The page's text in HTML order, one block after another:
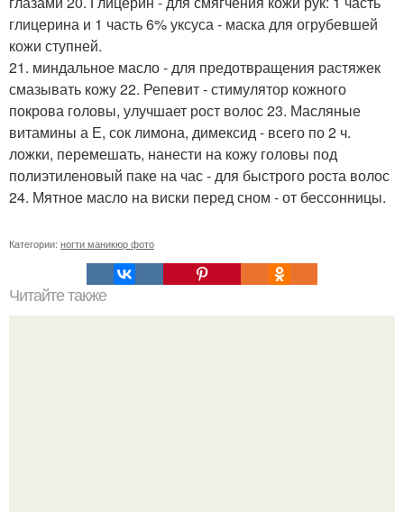
глицерина и 1 часть 6% уксуса - маска для огрубевшей
кожи ступней.
21. миндальное масло - для предотвращения растяжек
смазывать кожу 22. Репевит - стимулятор кожного
покрова головы, улучшает рост волос 23. Масляные
витамины а Е, сок лимона, димексид - всего по 2 ч.
ложки, перемешать, нанести на кожу головы под
полиэтиленовый паке на час - для быстрого роста волос
24. Мятное масло на виски перед сном - от бессонницы.
Категории: ногти маникюр фото
Читайте также